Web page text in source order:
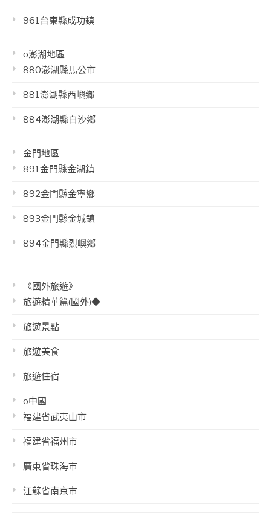
961台東縣成功鎮
o澎湖地區
880澎湖縣馬公市
881澎湖縣西嶼鄉
884澎湖縣白沙鄉
金門地區
891金門縣金湖鎮
892金門縣金寧鄉
893金門縣金城鎮
894金門縣烈嶼鄉
《國外旅遊》
旅遊精華篇(國外)◆
旅遊景點
旅遊美食
旅遊住宿
o中國
福建省武夷山市
福建省福州市
廣東省珠海市
江蘇省南京市